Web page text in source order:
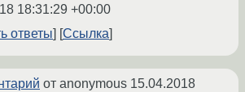
18:31:29 +00:00
ответы
Ссылка
от anonymous 15.04.2018